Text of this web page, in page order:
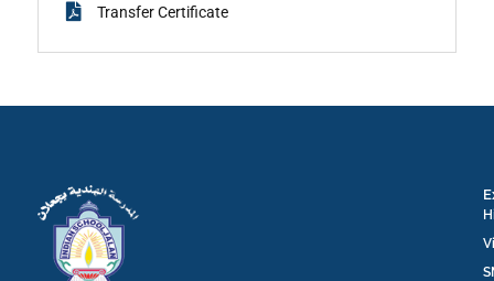
Transfer Certificate